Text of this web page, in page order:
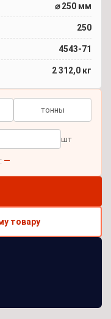
⌀ 250 мм
250
4543-71
2 312,0 кг
тонны
шт
—
товару